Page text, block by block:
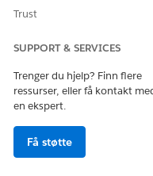
Trust
SUPPORT & SERVICES
Trenger du hjelp? Finn flere
ressurser, eller få kontakt
en ekspert.
Få støtte